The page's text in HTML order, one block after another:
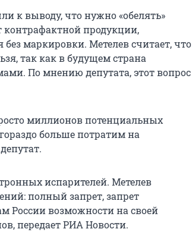
к выводу, что нужно «обелять»
контрафактной продукции,
маркировки. Метелев считает, что
так как в будущем страна
По мнению депутата, этот вопрос
миллионов потенциальных
больше потратим на
испарителей. Метелев
полный запрет, запрет
России возможности на своей
передает РИА Новости.